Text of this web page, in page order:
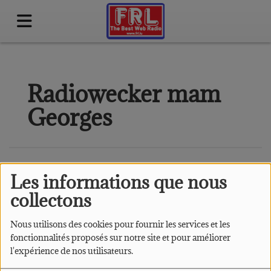
Les informations que nous
collectons
Nous utilisons des cookies pour fournir les services et les
fonctionnalités proposés sur notre site et pour améliorer
l'expérience de nos utilisateurs.
Radiowecker mam
Georges